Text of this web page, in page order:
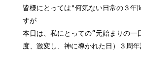
皆様にとっては"何気ない日常の３年
すが
本日は、私にとっての”元始まりの一
度、激変し、神に導かれた日）３周年